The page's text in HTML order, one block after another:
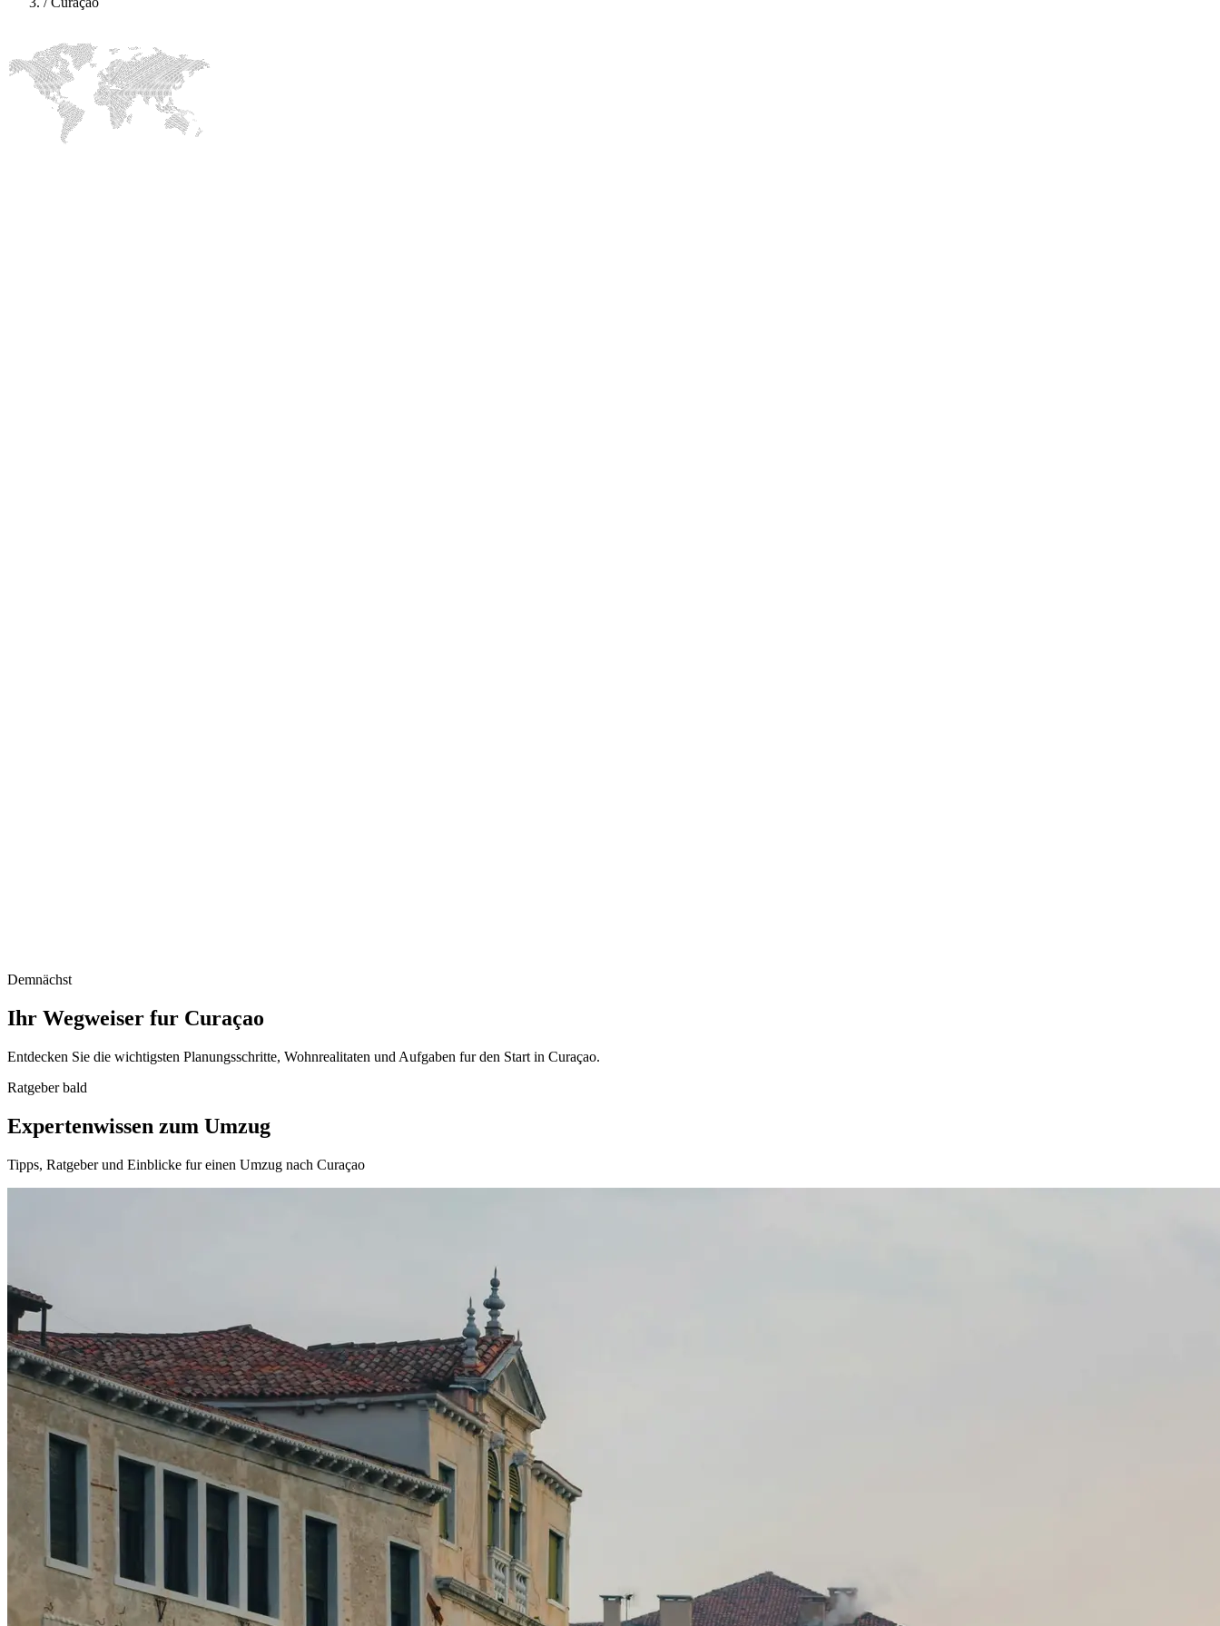
Demnächst
Ihr Wegweiser fur Curaçao
Entdecken Sie die wichtigsten Planungsschritte, Wohnrealitaten und Aufgaben fur den Start in Curaçao.
Ratgeber bald
Expertenwissen zum Umzug
Tipps, Ratgeber und Einblicke fur einen Umzug nach Curaçao